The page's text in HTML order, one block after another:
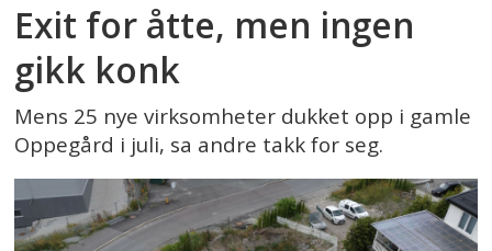
Exit for åtte, men ingen
gikk konk
Mens 25 nye virksomheter dukket opp i gamle
Oppegård i juli, sa andre takk for seg.